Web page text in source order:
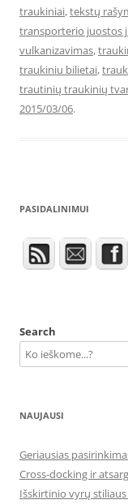
traukiniai,tekstų
transporterio juostos
vulkanizavimas,
traukiniu bilietai,
trautinių traukinių
2015/03/06.
PASIDALINIMUI
Search
NAUJAUSI
Geriausias
Cross-docking ir
Išskirtinio vyrų